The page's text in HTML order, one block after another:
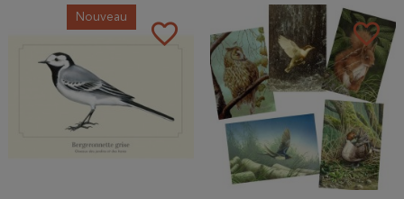
favorite_border
Nouveau
favorite_border